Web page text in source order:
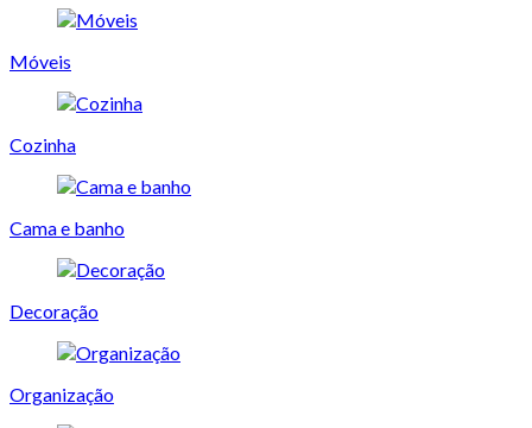
Móveis
Cozinha
Cama e banho
Decoração
Organização